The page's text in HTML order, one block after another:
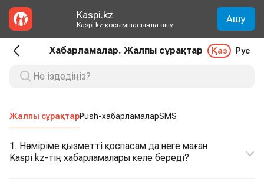
Kaspi.kz
Kaspi.kz қосымшасында ашу Ашу
Хабарламалар. Жалпы сұрақтар Қаз Рус
Жалпы сұрақтарPush-хабарламаларSMS
1. Нөміріме қызметті қоспасам да неге маған
Kaspi.kz-тің хабарламалары келе береді?